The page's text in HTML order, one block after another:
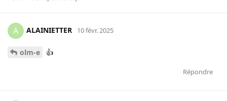
A ALAINIETTER 10 févr. 2025
olm-e 👍
Répondre